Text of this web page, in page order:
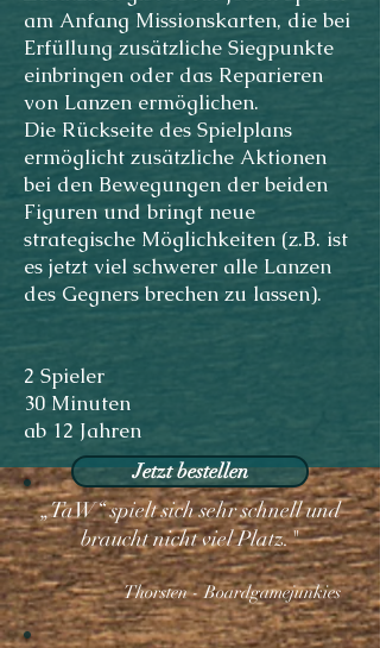
am Anfang Missionskarten, die bei
Erfüllung zusätzliche Siegpunkte
einbringen oder das Reparieren
von Lanzen ermöglichen.
Die Rückseite des Spielplans
ermöglicht zusätzliche Aktionen
bei den Bewegungen der beiden
Figuren und bringt neue
strategische Möglichkeiten (z.B. ist
es jetzt viel schwerer alle Lanzen
des Gegners brechen zu lassen).
2 Spieler
30 Minuten
ab 12 Jahren
Jetzt bestellen
„TaW“ spielt sich sehr schnell und
braucht nicht viel Platz."
Thorsten - Boardgamejunkies